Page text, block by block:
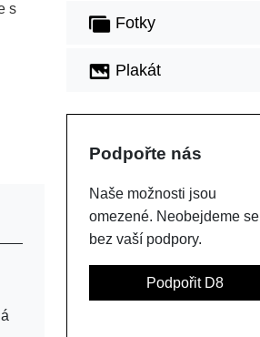
s
Fotky
Plakát
Podpořte nás
Naše možnosti jsou
omezené. Neobejdeme se
bez vaší podpory.
Podpořit D8